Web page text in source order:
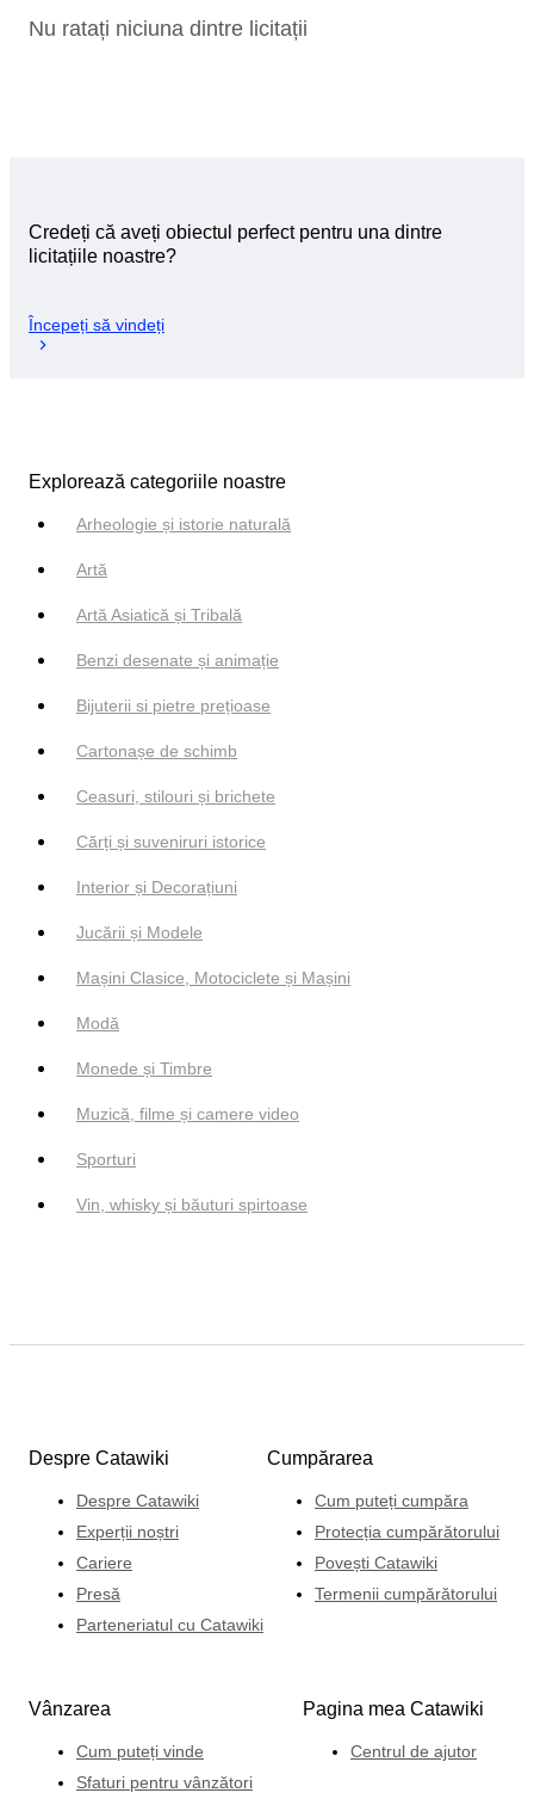
Nu ratați niciuna dintre licitații
Credeți că aveți obiectul perfect pentru una dintre
licitațiile noastre?
Începeți să vindeți
Explorează categoriile noastre
Arheologie și istorie naturală
Artă
Artă Asiatică și Tribală
Benzi desenate și animație
Bijuterii si pietre prețioase
Cartonașe de schimb
Ceasuri, stilouri și brichete
Cărți și suveniruri istorice
Interior și Decorațiuni
Jucării și Modele
Mașini Clasice, Motociclete și Mașini
Modă
Monede și Timbre
Muzică, filme și camere video
Sporturi
Vin, whisky și băuturi spirtoase
Despre Catawiki
Despre Catawiki
Experții noștri
Cariere
Presă
Parteneriatul cu Catawiki
Cumpărarea
Cum puteți cumpăra
Protecția cumpărătorului
Povești Catawiki
Termenii cumpărătorului
Vânzarea
Cum puteți vinde
Sfaturi pentru vânzători
Pagina mea Catawiki
Centrul de ajutor